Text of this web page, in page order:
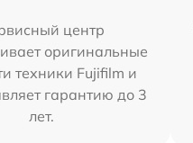
центр
оригинальные
техники Fujifilm и
гарантию до 3
лет.